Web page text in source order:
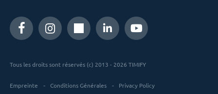
Tous les droits sont réservés (c) 2013 - 2026 TIMIFY
Empreinte Conditions Générales Privacy Policy